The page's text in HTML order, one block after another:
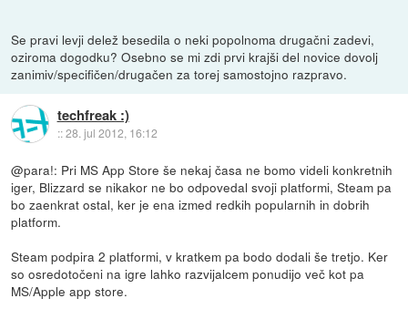
Se pravi levji delež besedila o neki popolnoma drugačni zadevi,
oziroma dogodku? Osebno se mi zdi prvi krajši del novice dovolj
zanimiv/specifičen/drugačen za torej samostojno razpravo.
techfreak :)
::28. jul 2012, 16:12
@para!: Pri MS App Store še nekaj časa ne bomo videli konkretnih
iger, Blizzard se nikakor ne bo odpovedal svoji platformi, Steam pa
bo zaenkrat ostal, ker je ena izmed redkih popularnih in dobrih
platform.
Steam podpira 2 platformi, v kratkem pa bodo dodali še tretjo. Ker
so osredotočeni na igre lahko razvijalcem ponudijo več kot pa
MS/Apple app store.